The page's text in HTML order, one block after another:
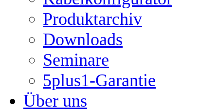
Produktarchiv
Downloads
Seminare
5plus1-Garantie
Über uns